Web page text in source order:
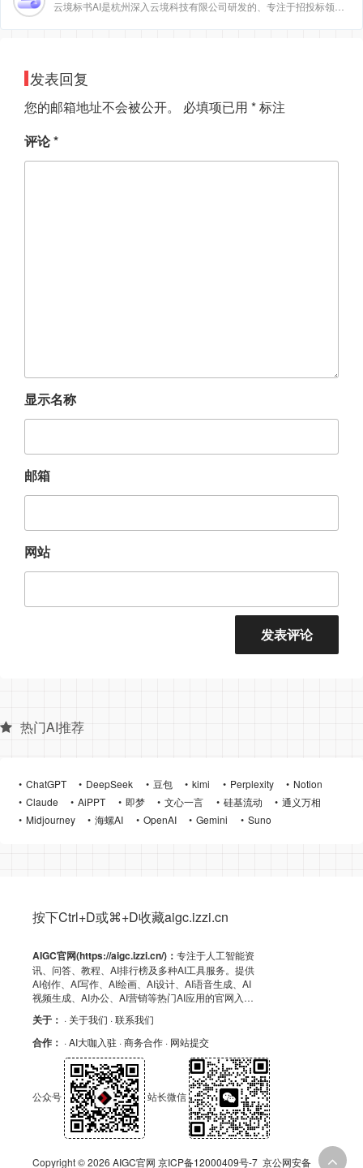
发表回复
您的邮箱地址不会被公开。 必填项已用 *标注
评论*
显示名称
邮箱
网站
热门AI推荐
ChatGPT DeepSeek 豆包 kimi Perplexity
Notion
Claude
AiPPT 即梦 文心一言 硅基流动
通义万相
Midjourney
海螺AI OpenAI Gemini Suno
按下Ctrl+D或⌘+D收藏aigc.izzi.cn
AIGC官网(https://aigc.izzi.cn/)： 专注于人工智能资
讯、问答、教程、AI排行榜及多种AI工具服务。提供
AI创作、AI写作、AI绘画、AI设计、AI语音生成、AI
视频生成、AI办公、AI营销等热门AI应用的官网入
API导航，助力高效AI体验！
关于： · 关于我们 · 联系我们
合作： · AI大咖入驻 · 商务合作 · 网站提交
公众号 站长微信
Copyright © 2026 AIGC官网 京ICP备12000409号-7 京公网安备